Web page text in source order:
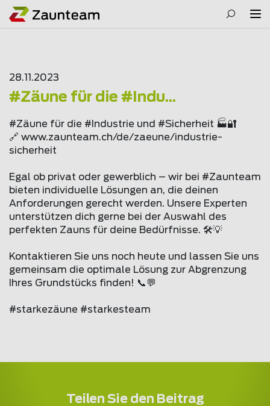
28.11.2023
#Zäune für die #Indu...
#Zäune für die #Industrie und #Sicherheit 🏭🔐
🔗 www.zaunteam.ch/de/zaeune/industrie-
sicherheit
Egal ob privat oder gewerblich – wir bei #Zaunteam
bieten individuelle Lösungen an, die deinen
Anforderungen gerecht werden. Unsere Experten
unterstützen dich gerne bei der Auswahl des
perfekten Zauns für deine Bedürfnisse. 🛠️💡
Kontaktieren Sie uns noch heute und lassen Sie uns
gemeinsam die optimale Lösung zur Abgrenzung
Ihres Grundstücks finden! 📞💬
#starkezäune #starkesteam
Teilen Sie den Beitrag